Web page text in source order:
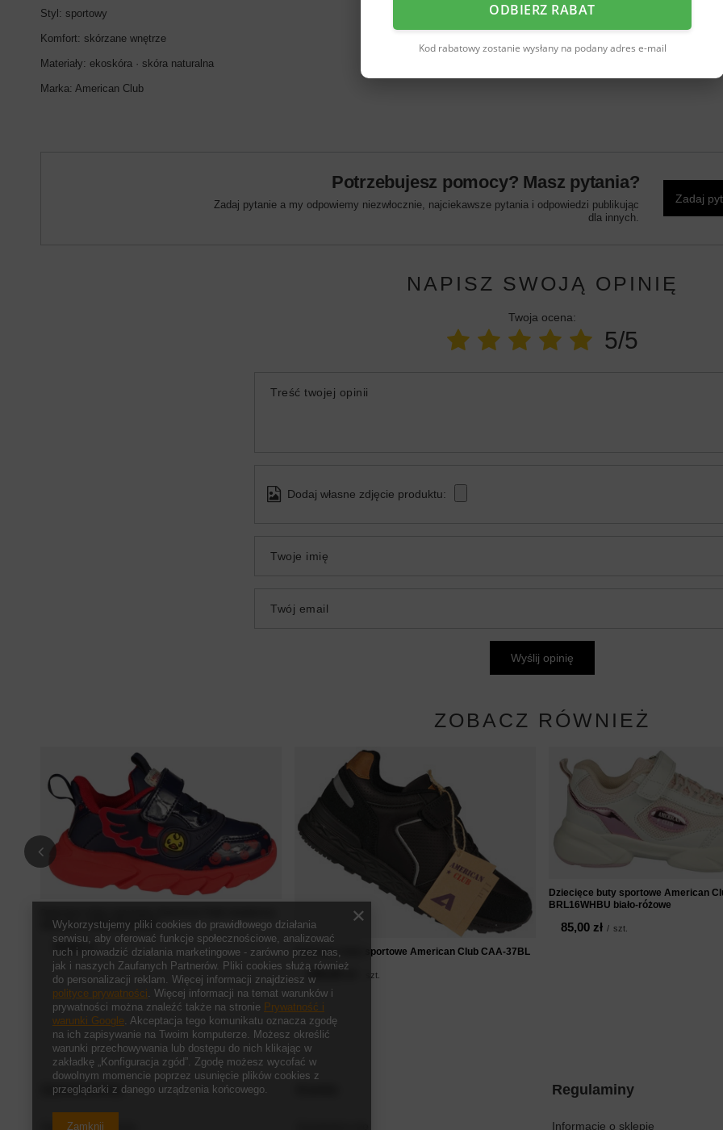
Styl: sportowy
Komfort: skórzane wnętrze
Materiały: ekoskóra · skóra naturalna
Marka: American Club
Potrzebujesz pomocy? Masz pytania?
Zadaj pytanie a my odpowiemy niezwłocznie, najciekawsze pytania i odpowiedzi publikując
dla innych.
Zadaj
NAPISZ SWOJĄ OPINIĘ
Twoja ocena:
5/5
Treść twojej opinii
Dodaj własne zdjęcie produktu:
Twoje imię
Twój email
Wyślij opinię
ZOBACZ RÓWNIEŻ
dziecięce ABD16/21BLRE
79,00 zł / szt. Dziecięce buty sportowe American Club CAA-37BL
109,00 zł szt.
Dziecięce buty sportowe American
BRL16WHBU biało-różowe
85,00 zł / szt.
Zamówienia
Status zamówienia
Regulaminy
Informacje o sklepie
ODBIERZ RABAT
Kod rabatowy zostanie wysłany na podany adres e-mail
Wykorzystujemy pliki cookies do prawidłowego działania
serwisu, aby oferować funkcje społecznościowe, analizować
ruch i prowadzić działania marketingowe - zarówno przez nas,
jak i naszych Zaufanych Partnerów. Pliki cookies służą również
do personalizacji reklam. Więcej informacji znajdziesz w
polityce prywatności. Więcej informacji na temat warunków i
prywatności można znaleźć także na stronie Prywatność i
warunki Google. Akceptacja tego komunikatu oznacza zgodę
na ich zapisywanie na Twoim komputerze. Możesz określić
warunki przechowywania lub dostępu do nich klikając w
zakładkę „Konfiguracja zgód”. Zgodę możesz wycofać w
dowolnym momencie poprzez usunięcie plików cookies z
przeglądarki z danego urządzenia końcowego.
Zamknij